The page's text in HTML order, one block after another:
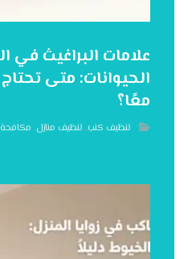
علامات البراغيث في
الحيوانات: متى
معًا؟
تنظيف كنب,تنظيف منازل,